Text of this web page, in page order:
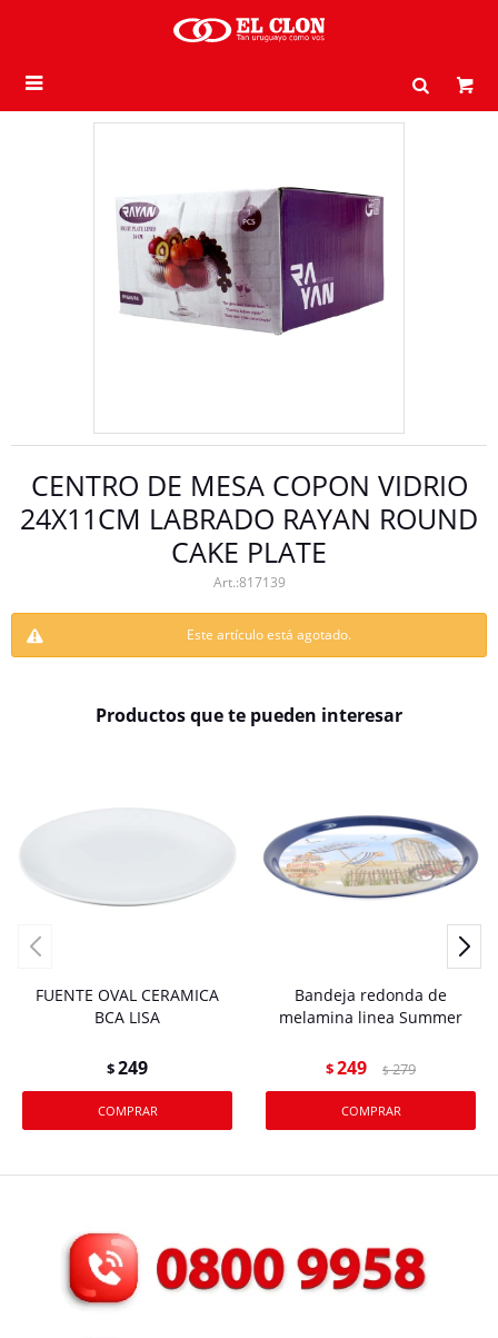

CENTRO DE MESA COPON VIDRIO
24X11CM LABRADO RAYAN ROUND
CAKE PLATE
817139
Este artículo está agotado.
Productos que te pueden interesar
FUENTE OVAL CERAMICA
BCA LISA
$249
Bandeja redonda de
melamina linea Summer
$249 $ 279